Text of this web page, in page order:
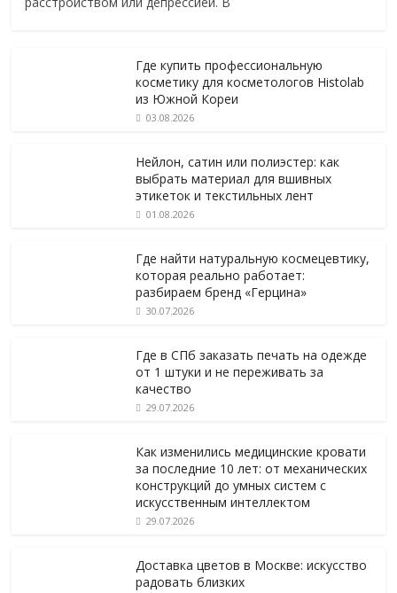
Где купить профессиональную
косметику для косметологов Histolab
из Южной Кореи
03.08.2026
Нейлон, сатин или полиэстер: как
выбрать материал для вшивных
этикеток и текстильных лент
01.08.2026
Где найти натуральную космецевтику,
которая реально работает:
разбираем бренд «Герцина»
30.07.2026
Где в СПб заказать печать на одежде
от 1 штуки и не переживать за
качество
29.07.2026
Как изменились медицинские кровати
за последние 10 лет: от механических
конструкций до умных систем с
искусственным интеллектом
29.07.2026
Доставка цветов в Москве: искусство
радовать близких